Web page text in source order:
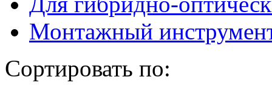
Монтажный
Сортировать по: